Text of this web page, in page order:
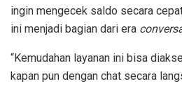
ingin mengecek saldo secara
ini menjadi bagian dari era
“Kemudahan layanan ini bisa
kapan pun dengan chat secara